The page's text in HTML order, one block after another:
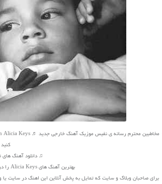
کنید
♫ دانلود آهنگ های Alicia Keys ♫
بهترین آهنگ های Alicia Keys را در این سایت رایگان دانلود کنید